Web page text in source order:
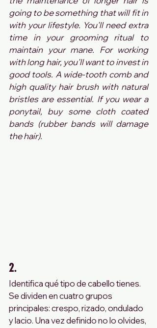
going to be something that will fit in
with your lifestyle. You'll need extra
time in your grooming ritual to
maintain your mane. For working
with long hair, you'll want to invest in
good tools. A wide-tooth comb and
high quality hair brush with natural
bristles are essential. If you wear a
ponytail, buy some cloth coated
bands (rubber bands will damage
the hair).
2.
Identifica qué tipo de cabello tienes.
Se dividen en cuatro grupos
principales: crespo, rizado, ondulado
y lacio. Una vez definido no lo olvides,